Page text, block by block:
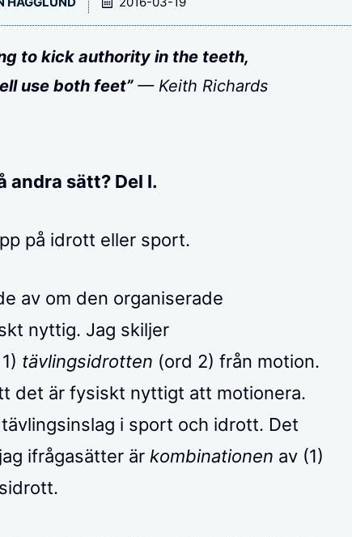
to kick authority in the teeth,
use both feet”— Keith Richards
andra sätt? Del I.
på idrott eller sport.
av om den organiserade
nyttig. Jag skiljer
tävlingsidrotten (ord 2) från motion.
det är fysiskt nyttigt att motionera.
i sport och idrott. Det
ifrågasätter är kombinationen av (1)